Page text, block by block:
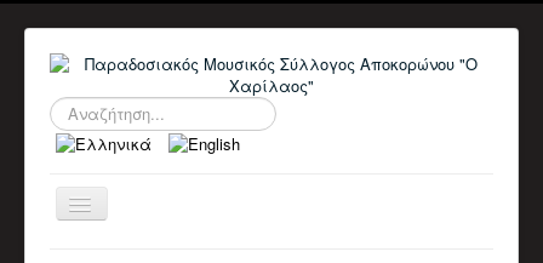
Αναζήτηση...
Εναλλαγή
πλοήγησης